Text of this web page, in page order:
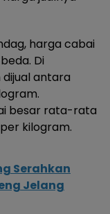
harga cabai
Di
antara
besar rata-rata
kilogram.
Serahkan
Jelang